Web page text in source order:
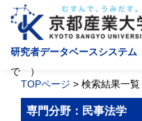
研究者データベースシステム
で ）
TOPページ > 検索結果一覧
専門分野：民事法学